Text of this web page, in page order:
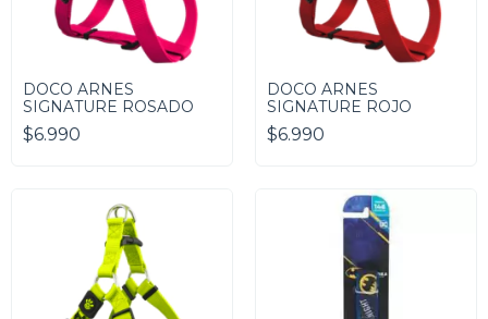
DOCO ARNES
SIGNATURE ROSADO
$6.990
DOCO ARNES
SIGNATURE ROJO
$6.990